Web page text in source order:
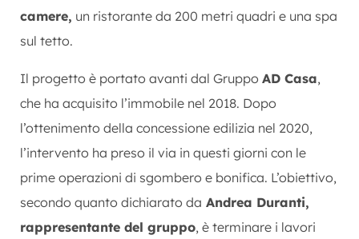
camere, un ristorante da 200 metri quadri e una spa
sul tetto.
Il progetto è portato avanti dal Gruppo AD Casa,
che ha acquisito l’immobile nel 2018. Dopo
l’ottenimento della concessione edilizia nel 2020,
l’intervento ha preso il via in questi giorni con le
prime operazioni di sgombero e bonifica. L’obiettivo,
secondo quanto dichiarato da Andrea Duranti,
rappresentante del gruppo, è terminare i lavori